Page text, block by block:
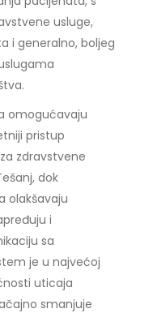
usluge,
i generalno, boljeg
omogućavaju
pristup
zdravstvene
dok
olakšavaju
i
sa
je u najvećoj
uticaja
smanjuje